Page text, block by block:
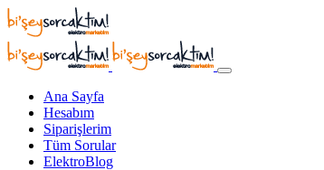
Ana Sayfa
Hesabım
Siparişlerim
Tüm Sorular
ElektroBlog